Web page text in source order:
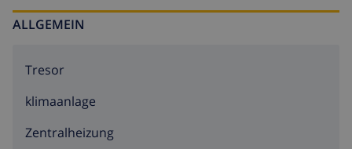
ALLGEMEIN
Tresor
klimaanlage
Zentralheizung